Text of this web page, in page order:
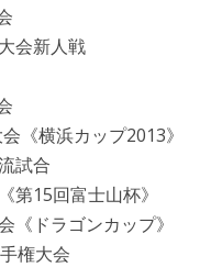
会新人戦
《横浜カップ2013》
試合
第15回富士山杯》
《ドラゴンカップ》
権大会